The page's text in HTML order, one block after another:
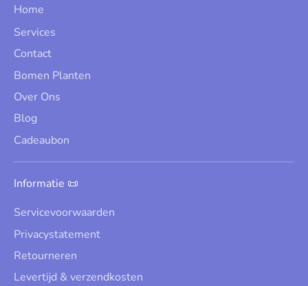
Home
Services
Contact
Bomen Planten
Over Ons
Blog
Cadeaubon
Informatie 📜
Servicevoorwaarden
Privacystatement
Retourneren
Levertijd & verzendkosten